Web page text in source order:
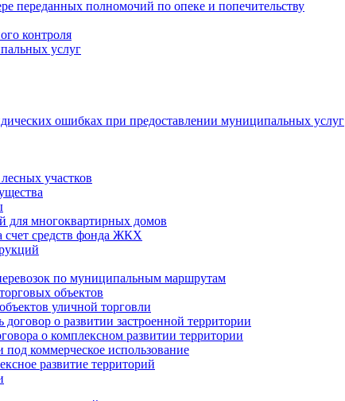
переданных полномочий по опеке и попечительству
контроля
услуг
ошибках при предоставлении муниципальных услуг
участков
многоквартирных домов
счет средств фонда ЖКХ
по муниципальным маршрутам
объектов
уличной торговли
о развитии застроенной территории
о комплексном развитии территории
коммерческое использование
развитие территорий